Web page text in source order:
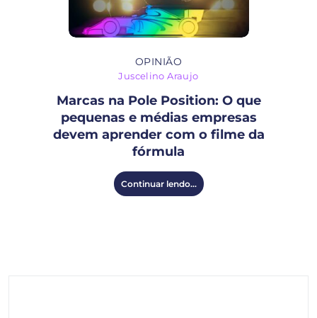
OPINIÃO
Juscelino Araujo
Marcas na Pole Position: O que
pequenas e médias empresas
devem aprender com o filme da
fórmula
Continuar lendo...